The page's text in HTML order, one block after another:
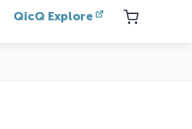
QicQ Explore